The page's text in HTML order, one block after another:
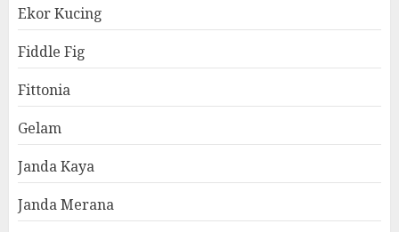
Ekor Kucing
Fiddle Fig
Fittonia
Gelam
Janda Kaya
Janda Merana